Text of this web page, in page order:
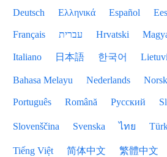
Deutsch Ελληνικά Español
Français עברית Hrvatski
Italiano 日本語 한국어
Bahasa Melayu Nederlands Norsk
Português Română Русский
Slovenščina Svenska ไทย
Tiếng Việt 简体中文 繁體中文